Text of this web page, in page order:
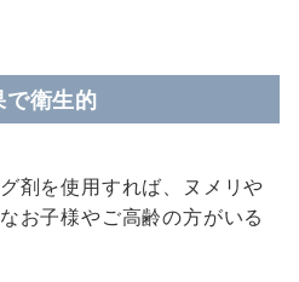
衛生的
剤を使用すれば、ヌメリや
お子様やご高齢の方がいる